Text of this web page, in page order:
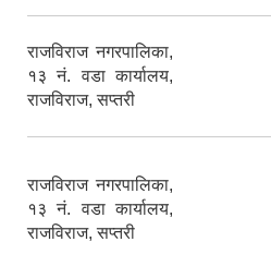
राजविराज नगरपालिका,
१३ नं. वडा कार्यालय,
राजविराज, सप्तरी
राजविराज नगरपालिका,
१३ नं. वडा कार्यालय,
राजविराज, सप्तरी